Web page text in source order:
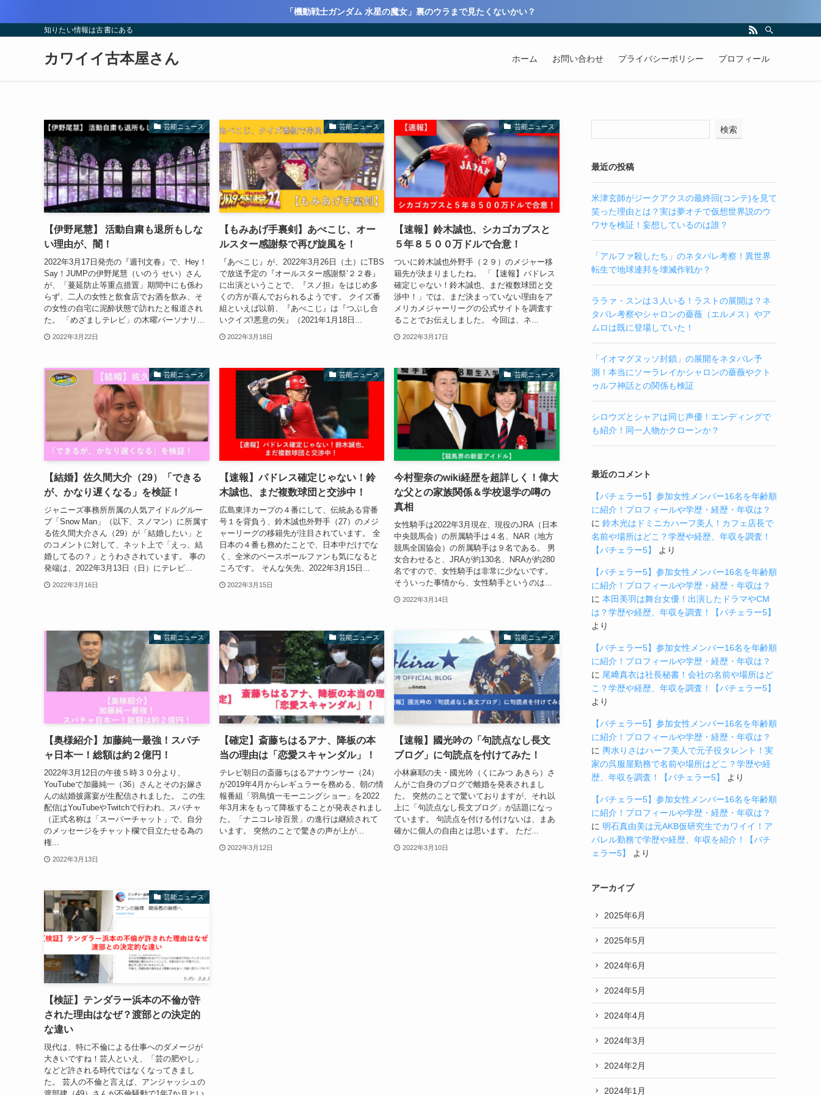
「機動戦士ガンダム 水星の魔女」裏のウラまで見たくないかい？
知りたい情報は古書にある
カワイイ古本屋さん ホーム お問い合わせ プライバシーポリシー プロフィール
芸能ニュース
【伊野尾慧】 活動自粛も退所もしな
い理由が、闇！
2022年3月17日発売の『週刊文春』で、Hey！
Say！JUMPの伊野尾慧（いのう せい）さん
が、「蔓延防止等重点措置」期間中にも係わ
らず、二人の女性と飲食店でお酒を飲み、そ
の女性の自宅に泥酔状態で訪れたと報道され
た。 「めざましテレビ」の木曜パーソナリ...
2022年3月22日
芸能ニュース
【もみあげ手裏剣】あべこじ、オー
ルスター感謝祭で再び旋風を！
『あべこじ』が、2022年3月26日（土）にTBS
で放送予定の『オールスター感謝祭’２２春』
に出演ということで、『スノ担』をはじめ多
くの方が喜んでおられるようです。 クイズ番
組といえば以前、『あべこじ』は『つぶし合
いクイズ!悪意の矢』（2021年1月18日...
2022年3月18日
芸能ニュース
【速報】鈴木誠也、シカゴカブスと
５年８５００万ドルで合意！
ついに鈴木誠也外野手（２９）のメジャー移
籍先が決まりましたね。 「【速報】パドレス
確定じゃない！鈴木誠也、まだ複数球団と交
渉中！」では、まだ決まっていない理由をア
メリカメジャーリーグの公式サイトを調査す
ることでお伝えしました。 今回は、ネ...
2022年3月17日
芸能ニュース
【結婚】佐久間大介（29）「できる
が、かなり遅くなる」を検証！
ジャニーズ事務所所属の人気アイドルグルー
プ「Snow Man」（以下、スノマン）に所属す
る佐久間大介さん（29）が「結婚したい」と
のコメントに対して、ネット上で「えっ、結
婚してるの？」とうわさされています。 事の
発端は、2022年3月13日（日）にテレビ...
2022年3月16日
芸能ニュース
【速報】パドレス確定じゃない！鈴
木誠也、まだ複数球団と交渉中！
広島東洋カープの４番にして、伝統ある背番
号１を背負う、鈴木誠也外野手（27）のメジ
ャーリーグの移籍先が注目されています。 全
日本の４番も務めたことで、日本中だけでな
く、全米のベースボールファンも気になると
ころです。 そんな矢先、2022年3月15日...
2022年3月15日
芸能ニュース
今村聖奈のwiki経歴を超詳しく！偉大
な父との家族関係＆学校退学の噂の
真相
女性騎手は2022年3月現在、現役のJRA（日本
中央競馬会）の所属騎手は４名、NAR（地方
競馬全国協会）の所属騎手は９名である。 男
女合わせると、JRAが約130名、NRAが約280
名ですので、女性騎手は非常に少ないです。
そういった事情から、女性騎手というのは...
2022年3月14日
芸能ニュース
【奥様紹介】加藤純一最強！スパチ
ャ日本一！総額は約２億円！
2022年3月12日の午後５時３０分より、
YouTubeで加藤純一（36）さんとそのお嫁さ
んの結婚披露宴が生配信されました。 この生
配信はYouTubeやTwitchで行われ、スパチャ
（正式名称は「スーパーチャット」で、自分
のメッセージをチャット欄で目立たせる為の
権...
2022年3月13日
芸能ニュース
【確定】斎藤ちはるアナ、降板の本
当の理由は「恋愛スキャンダル」！
テレビ朝日の斎藤ちはるアナウンサー（24）
が2019年4月からレギュラーを務める、朝の情
報番組「羽鳥慎一モーニングショー」を2022
年3月末をもって降板することが発表されまし
た。「ナニコレ珍百景」の進行は継続されて
います。 突然のことで驚きの声が上が...
2022年3月12日
芸能ニュース
【速報】國光吟の「句読点なし長文
ブログ」に句読点を付けてみた！
小林麻耶の夫・國光吟（くにみつ あきら）さ
んがご自身のブログで離婚を発表されまし
た。 突然のことで驚いておりますが、それ以
上に「句読点なし長文ブログ」が話題になっ
ています。 句読点を付ける付けないは、まあ
確かに個人の自由とは思います。 ただ...
2022年3月10日
芸能ニュース
【検証】テンダラー浜本の不倫が許
された理由はなぜ？渡部との決定的
な違い
現代は、特に不倫による仕事へのダメージが
大きいですね！芸人といえ、「芸の肥やし」
などど許される時代ではなくなってきまし
た。 芸人の不倫と言えば、アンジャッシュの
検索
最近の投稿
米津玄師がジークアクスの最終回(コンテ)を見て
笑った理由とは？実は夢オチで仮想世界説のウ
ワサを検証！妄想しているのは誰？
「アルファ殺したち」のネタバレ考察！異世界
転生で地球連邦を壊滅作戦か？
ララァ・スンは３人いる！ラストの展開は？ネ
タバレ考察やシャロンの薔薇（エルメス）やア
ムロは既に登場していた！
「イオマグヌッソ封鎖」の展開をネタバレ予
測！本当にソーラレイかシャロンの薔薇やクト
ゥルフ神話との関係も検証
シロウズとシャアは同じ声優！エンディングで
も紹介！同一人物かクローンか？
最近のコメント
【バチェラー5】参加女性メンバー16名を年齢順
に紹介！プロフィールや学歴・経歴・年収は？
に 鈴木光はドミニカハーフ美人！カフェ店長で
名前や場所はどこ？学歴や経歴、年収を調査！
【バチェラー5】
より
【バチェラー5】参加女性メンバー16名を年齢順
に紹介！プロフィールや学歴・経歴・年収は？
に 本田美羽は舞台女優！出演したドラマやCM
は？学歴や経歴、年収を調査！【バチェラー5】
より
【バチェラー5】参加女性メンバー16名を年齢順
に紹介！プロフィールや学歴・経歴・年収は？
に 尾﨑真衣は社長秘書！会社の名前や場所はど
こ？学歴や経歴、年収を調査！【バチェラー5】
より
【バチェラー5】参加女性メンバー16名を年齢順
に紹介！プロフィールや学歴・経歴・年収は？
に 輿水りさはハーフ美人で元子役タレント！実
家の呉服屋勤務で名前や場所はどこ？学歴や経
歴、年収を調査！【バチェラー5】
より
【バチェラー5】参加女性メンバー16名を年齢順
に紹介！プロフィールや学歴・経歴・年収は？
に 明石真由美は元AKB仮研究生でカワイイ！ア
パレル勤務で学歴や経歴、年収を紹介！【バチ
ェラー5】
より
アーカイブ
2025年6月
2025年5月
2024年6月
2024年5月
2024年4月
2024年3月
2024年2月
2024年1月